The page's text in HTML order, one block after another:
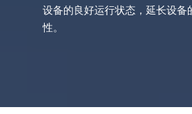
设备的良好运行状态，延长设备
性。